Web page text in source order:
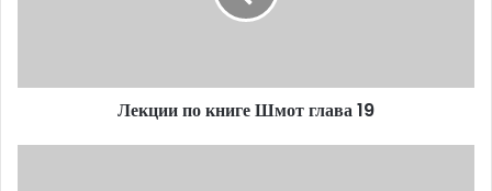
Лекции по книге Шмот глава 19